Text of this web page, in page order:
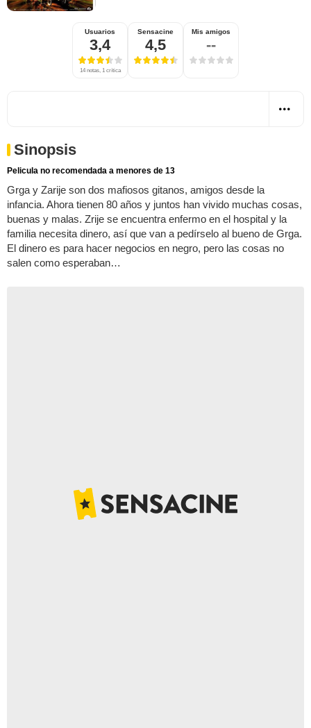
Usuarios
3,4
14 notas, 1 crítica
Sensacine
4,5
Mis amigos
--
Sinopsis
Pelicula no recomendada a menores de 13
Grga y Zarije son dos mafiosos gitanos, amigos desde la
infancia. Ahora tienen 80 años y juntos han vivido muchas cosas,
buenas y malas. Zrije se encuentra enfermo en el hospital y la
familia necesita dinero, así que van a pedírselo al bueno de Grga.
El dinero es para hacer negocios en negro, pero las cosas no
salen como esperaban…